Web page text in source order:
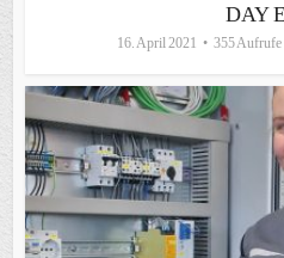
DAY
16. April 2021 355 Aufrufe